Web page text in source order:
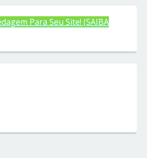
Para Seu Site! (SAIBA